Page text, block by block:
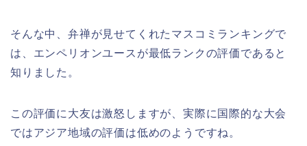
そんな中、弁禅が見せてくれたマスコミランキングで
は、エンペリオンユースが最低ランクの評価であると
知りました。
この評価に大友は激怒しますが、実際に国際的な大会
ではアジア地域の評価は低めのようですね。